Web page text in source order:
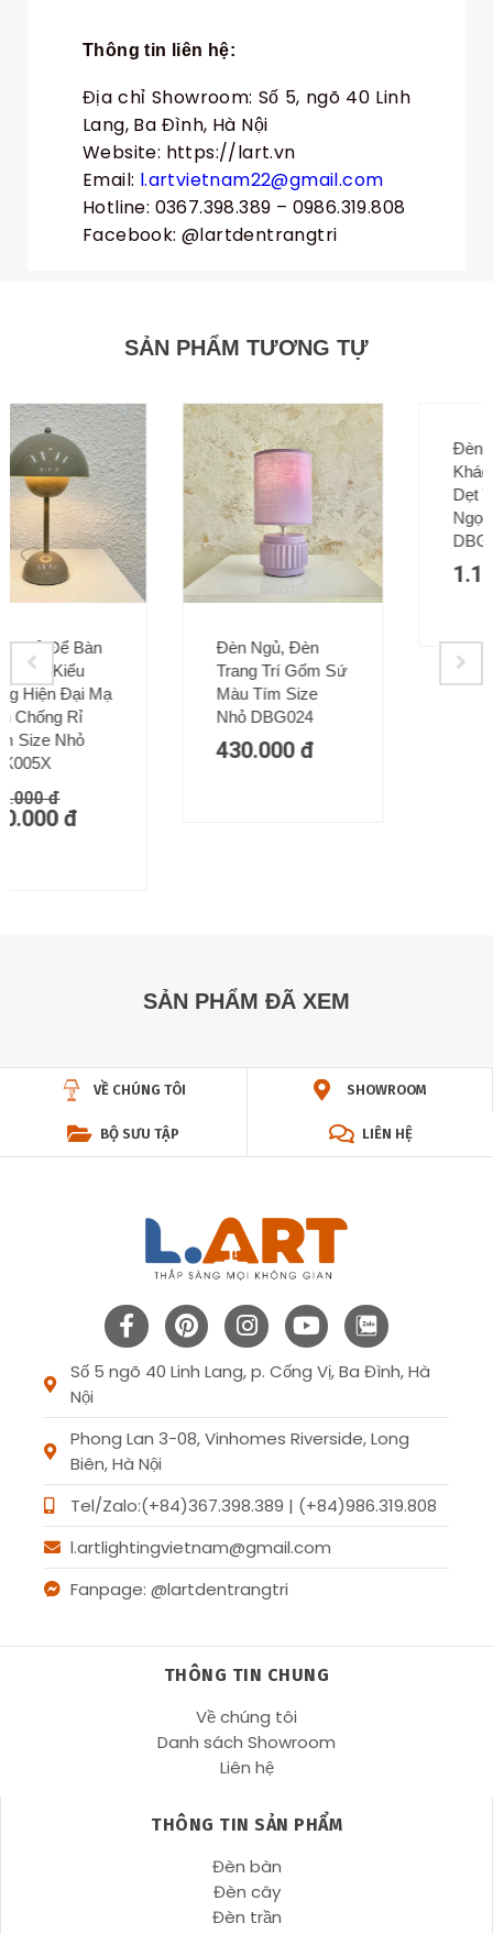
Thông tin liên hệ:
Địa chỉ Showroom: Số 5, ngõ 40 Linh
Lang, Ba Đình, Hà Nội
Website: https://lart.vn
Email: l.artvietnam22@gmail.com
Hotline: 0367.398.389 – 0986.319.808
Facebook: @lartdentrangtri
SẢN PHẨM TƯƠNG TỰ
Đèn Ngủ, Đèn
Trang Trí Gốm Sứ
Màu Tím Size
Nhỏ DBG024
430.000
Đèn Bàn Phòng
Khách Thân Tròn
Dẹt Tráng Men
Ngọc Trai
DBG026
1.150.000
SẢN PHẨM ĐÃ XEM
VỀ CHÚNG TÔI SHOWROOM
BỘ SƯU TẬP LIÊN HỆ
Số 5 ngõ 40 Linh Lang, p. Cống Vị, Ba Đình, Hà
Nội
Phong Lan 3-08, Vinhomes Riverside, Long
Biên, Hà Nội
Tel/Zalo:(+84)367.398.389 | (+84)986.319.808
l.artlightingvietnam@gmail.com
Fanpage: @lartdentrangtri
THÔNG TIN CHUNG
Về chúng tôi
Danh sách Showroom
Liên hệ
THÔNG TIN SẢN PHẨM
Đèn bàn
Đèn cây
Đèn trần